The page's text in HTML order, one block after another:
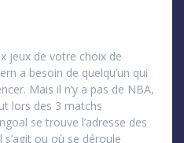
jeux de votre choix de
a besoin de quelqu’un qui
Mais il n’y a pas de NBA,
lors des 3 matchs
se trouve l’adresse des
ou où se déroule